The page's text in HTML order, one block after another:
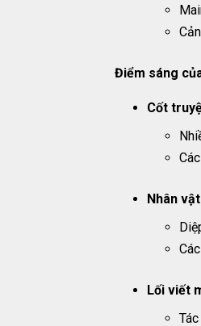
Điểm sáng
Cốt
Nhân
Lối viết